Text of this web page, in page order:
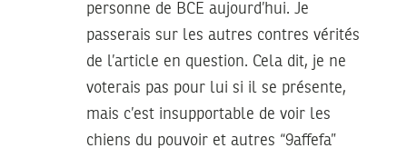
personne de BCE aujourd’hui. Je
passerais sur les autres contres vérités
de l’article en question. Cela dit, je ne
voterais pas pour lui si il se présente,
mais c’est insupportable de voir les
chiens du pouvoir et autres “9affefa”